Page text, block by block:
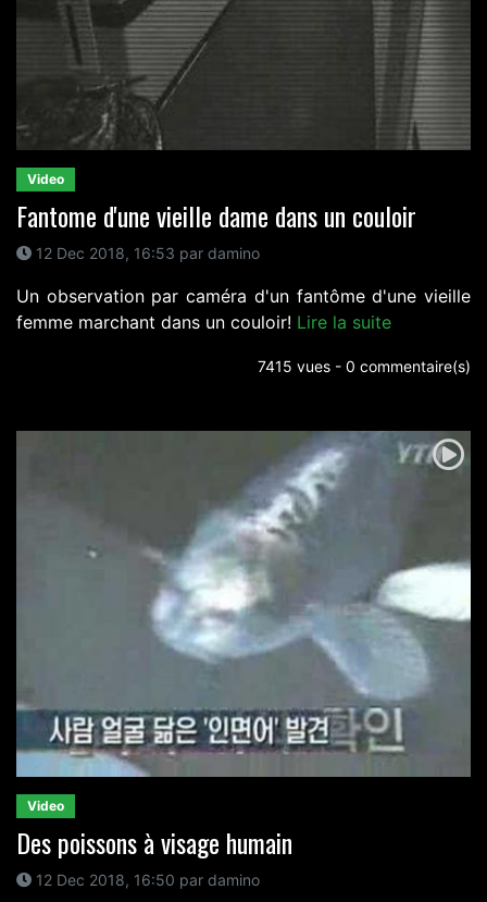
Video
Fantome d'une vieille dame dans un couloir
12 Dec 2018, 16:53 par damino
Un observation par caméra d'un fantôme d'une vieille
femme marchant dans un couloir! Lire la suite
7415 vues - 0 commentaire(s)
Video
Des poissons à visage humain
12 Dec 2018, 16:50 par damino